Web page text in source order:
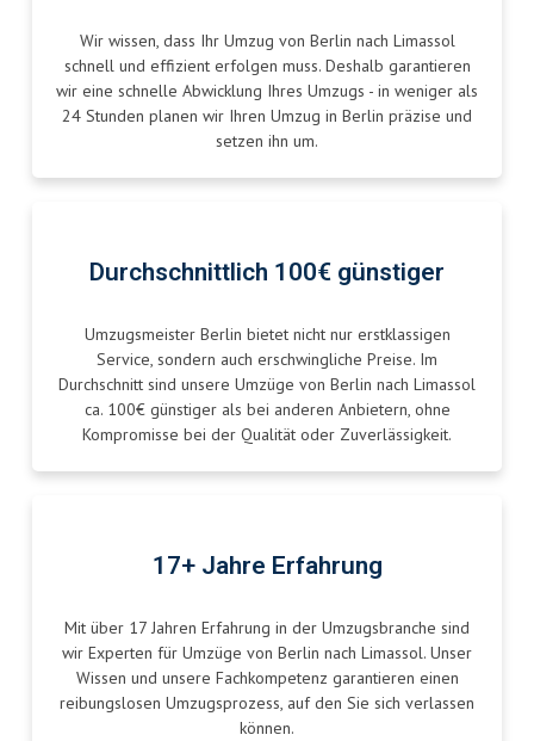
Wir wissen, dass Ihr Umzug von Berlin nach Limassol
schnell und effizient erfolgen muss. Deshalb garantieren
wir eine schnelle Abwicklung Ihres Umzugs - in weniger als
24 Stunden planen wir Ihren Umzug in Berlin präzise und
setzen ihn um.
Durchschnittlich 100€ günstiger
Umzugsmeister Berlin bietet nicht nur erstklassigen
Service, sondern auch erschwingliche Preise. Im
Durchschnitt sind unsere Umzüge von Berlin nach Limassol
ca. 100€ günstiger als bei anderen Anbietern, ohne
Kompromisse bei der Qualität oder Zuverlässigkeit.
17+ Jahre Erfahrung
Mit über 17 Jahren Erfahrung in der Umzugsbranche sind
wir Experten für Umzüge von Berlin nach Limassol. Unser
Wissen und unsere Fachkompetenz garantieren einen
reibungslosen Umzugsprozess, auf den Sie sich verlassen
können.